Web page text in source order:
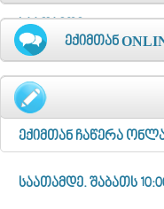
საათამდე.
ექიმთან
ექიმთან ჩაწერა
საათამდე. შაბათს